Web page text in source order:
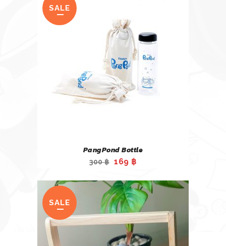
SALE
PangPond Bottle
300฿ Original
was:
300 ฿.
169 ฿Current
is:
169 ฿.
SALE